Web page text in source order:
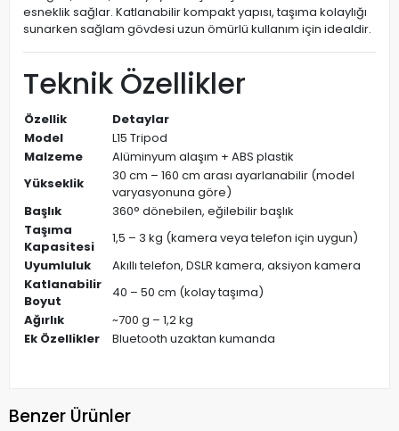
esneklik sağlar. Katlanabilir kompakt yapısı, taşıma kolaylığı
sunarken sağlam gövdesi uzun ömürlü kullanım için idealdir.
Teknik Özellikler
Özellik
Detaylar
Model
L15 Tripod
Malzeme
Alüminyum alaşım + ABS plastik
Yükseklik
30 cm – 160 cm arası ayarlanabilir (model
varyasyonuna göre)
Başlık
360° dönebilen, eğilebilir başlık
Taşıma
Kapasitesi
1,5 – 3 kg (kamera veya telefon için uygun)
Uyumluluk
Akıllı telefon, DSLR kamera, aksiyon kamera
Katlanabilir
Boyut
40 – 50 cm (kolay taşıma)
Ağırlık
~700 g – 1,2 kg
Ek Özellikler
Bluetooth uzaktan kumanda
Benzer Ürünler